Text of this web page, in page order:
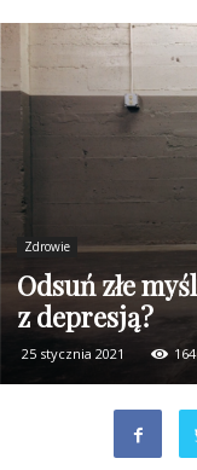
Zdrowie
Odsuń złe
z depresją?
25 stycznia 2021